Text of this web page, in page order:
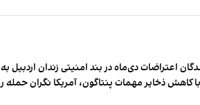
کاهش ذخایر مهمات پنتاگون، آمریکا نگران